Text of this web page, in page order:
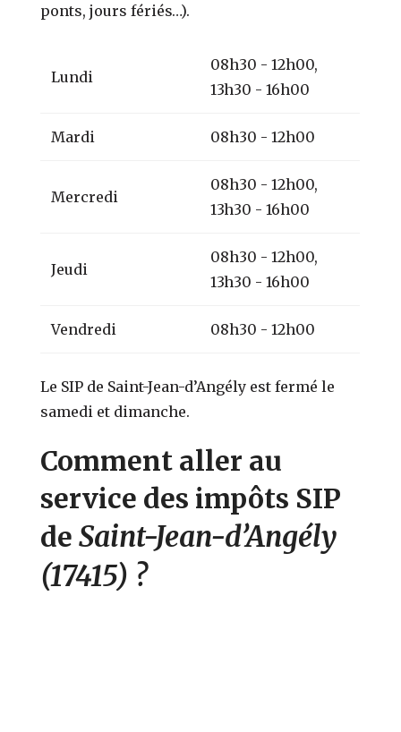
ponts, jours fériés…).
Lundi
08h30 - 12h00,
13h30 - 16h00
Mardi 08h30 - 12h00
Mercredi
08h30 - 12h00,
13h30 - 16h00
Jeudi
08h30 - 12h00,
13h30 - 16h00
Vendredi 08h30 - 12h00
Le SIP de Saint-Jean-d’Angély est fermé le
samedi et dimanche.
Comment aller au
service des impôts SIP
deSaint-Jean-d’Angély
(17415) ?